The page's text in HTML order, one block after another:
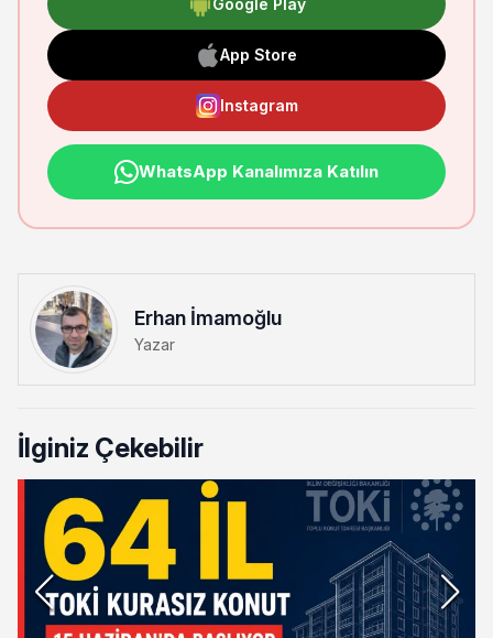
Google Play
App Store
Instagram
WhatsApp Kanalımıza Katılın
Erhan İmamoğlu
Yazar
İlginiz Çekebilir